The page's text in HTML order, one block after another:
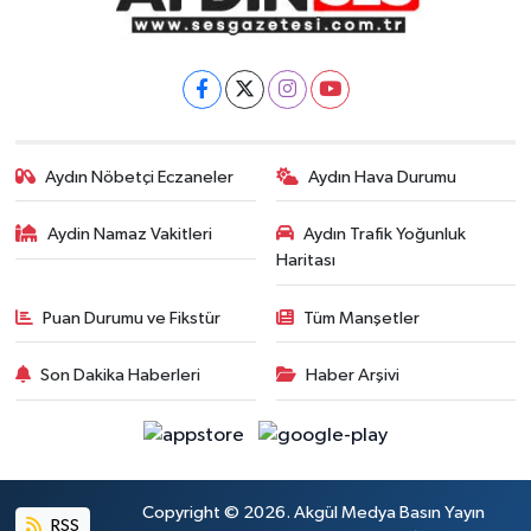
Aydın Nöbetçi Eczaneler Aydın Hava Durumu
Aydin Namaz Vakitleri
Aydın Trafik Yoğunluk
Haritası
Puan Durumu ve Fikstür Tüm Manşetler
Son Dakika Haberleri Haber Arşivi
RSS
Copyright © 2026. Akgül Medya Basın Yayın